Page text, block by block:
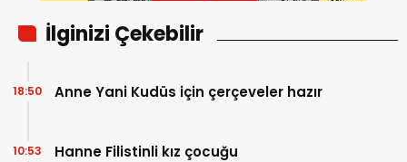
İlginizi Çekebilir
Anne Yani Kudüs için çerçeveler hazır
18:50
Hanne Filistinli kız çocuğu
10:53